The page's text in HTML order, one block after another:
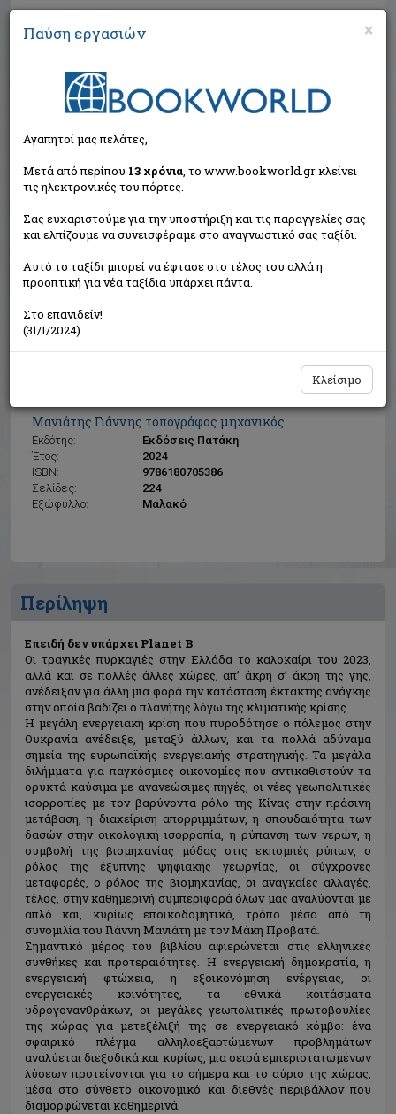
Αναζήτηση
Μανιάτης Γιάννης τοπογράφος μηχανικός
Εκδότης:
Εκδόσεις Πατάκη
Έτος:
2024
ISBN:
9786180705386
Σελίδες:
224
Εξώφυλλο:
Μαλακό
Η τιμή μας:€14,94
Δεν υπάρχει δυνατότητα παραγγελίας
Περίληψη
Επειδή δεν υπάρχει Planet B
Οι τραγικές πυρκαγιές στην Ελλάδα το καλοκαίρι του 2023,
αλλά και σε πολλές άλλες χώρες, απ’ άκρη σ’ άκρη της γης,
ανέδειξαν για άλλη μια φορά την κατάσταση έκτακτης ανάγκης
στην οποία βαδίζει ο πλανήτης λόγω της κλιματικής κρίσης.
Η μεγάλη ενεργειακή κρίση που πυροδότησε ο πόλεμος στην
Ουκρανία ανέδειξε, μεταξύ άλλων, και τα πολλά αδύναμα
σημεία της ευρωπαϊκής ενεργειακής στρατηγικής. Τα μεγάλα
διλήμματα για παγκόσμιες οικονομίες που αντικαθιστούν τα
ορυκτά καύσιμα με ανανεώσιμες πηγές, οι νέες γεω­πολιτικές
ισορροπίες με τον βαρύνοντα ρόλο της Κίνας στην πράσινη
μετάβαση, η διαχείριση απορριμμάτων, η σπουδαιότητα των
δασών στην οικολογική ισορροπία, η ρύπανση των νερών, η
συμβολή της βιομηχανίας μόδας στις εκπομπές ρύπων, ο
ρόλος της έξυπνης ψηφιακής γεωργίας, οι σύγχρονες
μεταφορές, ο ρόλος της βιομηχανίας, οι αναγκαίες αλλαγές,
τέλος, στην καθημερινή συμπεριφορά όλων μας αναλύονται με
απλό και, κυρίως εποικοδομητικό, τρόπο μέσα από τη
συνομιλία του Γιάννη Μανιάτη με τον Μάκη Προβατά.
Σημαντικό μέρος του βιβλίου αφιερώνεται στις ελληνικές
συνθήκες και προτεραιότητες. Η ενεργειακή δημοκρατία, η
ενεργειακή φτώχεια, η εξοικονόμηση ενέργειας, οι
ενεργειακές κοινότητες, τα εθνικά κοιτάσματα
υδρογονανθράκων, οι μεγάλες γεωπολιτικές πρωτοβουλίες
της χώρας για μετεξέλιξή της σε ενεργειακό κόμβο: ένα
σφαιρικό πλέγμα αλληλοεξαρτώμενων προβλημάτων
αναλύεται διεξοδικά και κυρίως, μια σειρά εμπεριστατωμένων
λύσεων προτείνονται για το σήμερα και το αύριο της χώρας,
μέσα στο σύνθετο οικονομικό και διεθνές περιβάλλον που
διαμορφώνεται καθημερινά.
×
Παύση εργασιών
Αγαπητοί μας πελάτες,
Μετά από περίπου 13 χρόνια, το www.bookworld.gr κλείνει
τις ηλεκτρονικές του πόρτες.
Σας ευχαριστούμε για την υποστήριξη και τις παραγγελίες σας
και ελπίζουμε να συνεισφέραμε στο αναγνωστικό σας ταξίδι.
Αυτό το ταξίδι μπορεί να έφτασε στο τέλος του αλλά η
προοπτική για νέα ταξίδια υπάρχει πάντα.
Στο επανιδείν!
(31/1/2024)
Κλείσιμο